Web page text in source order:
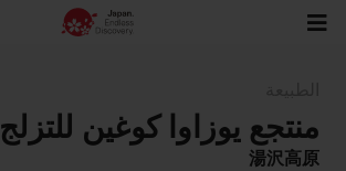
منتجع يوزاوا كوغين للتزلج
湯沢高原